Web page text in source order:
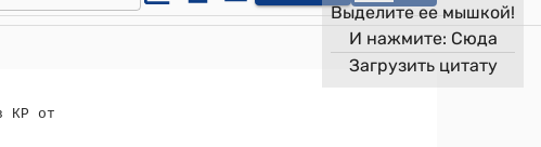
Выделите ее мышкой!
И нажмите: Сюда
Загрузить цитату